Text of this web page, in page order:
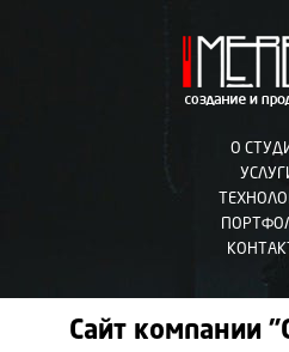
О
Сайт компании